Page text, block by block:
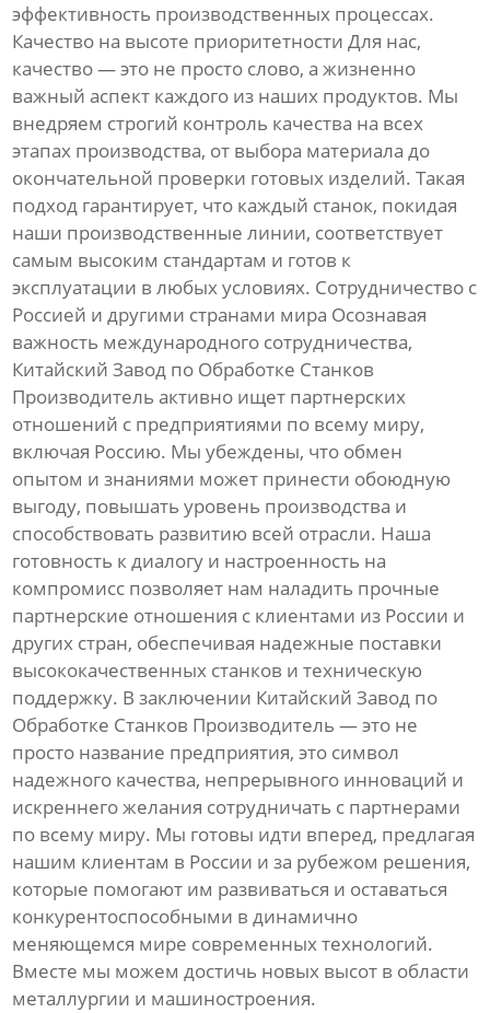
эффективность производственных процессах.
Качество на высоте приоритетности Для нас,
качество — это не просто слово, а жизненно
важный аспект каждого из наших продуктов. Мы
внедряем строгий контроль качества на всех
этапах производства, от выбора материала до
окончательной проверки готовых изделий. Такая
подход гарантирует, что каждый станок, покидая
наши производственные линии, соответствует
самым высоким стандартам и готов к
эксплуатации в любых условиях. Сотрудничество с
Россией и другими странами мира Осознавая
важность международного сотрудничества,
Китайский Завод по Обработке Станков
Производитель активно ищет партнерских
отношений с предприятиями по всему миру,
включая Россию. Мы убеждены, что обмен
опытом и знаниями может принести обоюдную
выгоду, повышать уровень производства и
способствовать развитию всей отрасли. Наша
готовность к диалогу и настроенность на
компромисс позволяет нам наладить прочные
партнерские отношения с клиентами из России и
других стран, обеспечивая надежные поставки
высококачественных станков и техническую
поддержку. В заключении Китайский Завод по
Обработке Станков Производитель — это не
просто название предприятия, это символ
надежного качества, непрерывного инноваций и
искреннего желания сотрудничать с партнерами
по всему миру. Мы готовы идти вперед, предлагая
нашим клиентам в России и за рубежом решения,
которые помогают им развиваться и оставаться
конкурентоспособными в динамично
меняющемся мире современных технологий.
Вместе мы можем достичь новых высот в области
металлургии и машиностроения.